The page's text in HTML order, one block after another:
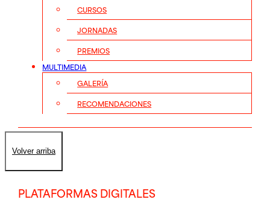
CURSOS
JORNADAS
PREMIOS
MULTIMEDIA
GALERÍA
RECOMENDACIONES
Volver arriba
PLATAFORMAS DIGITALES